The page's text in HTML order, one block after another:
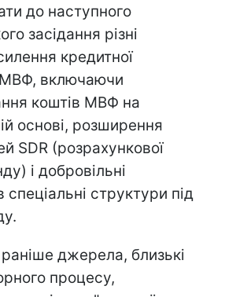
до наступного
засідання різні
кредитної
МВФ, включаючи
коштів МВФ на
основі, розширення
SDR (розрахункової
і добровільні
спеціальні структури під
джерела, близькі
процесу,